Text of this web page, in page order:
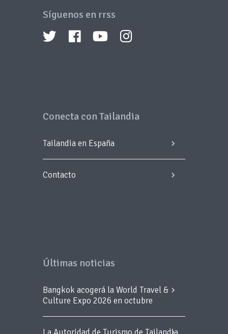
Síguenos en rrss
Conecta con Tailandia
Tailandia en España
Contacto
Últimas noticias
Bangkok acogerá la World Travel &
Culture Expo 2026 en octubre